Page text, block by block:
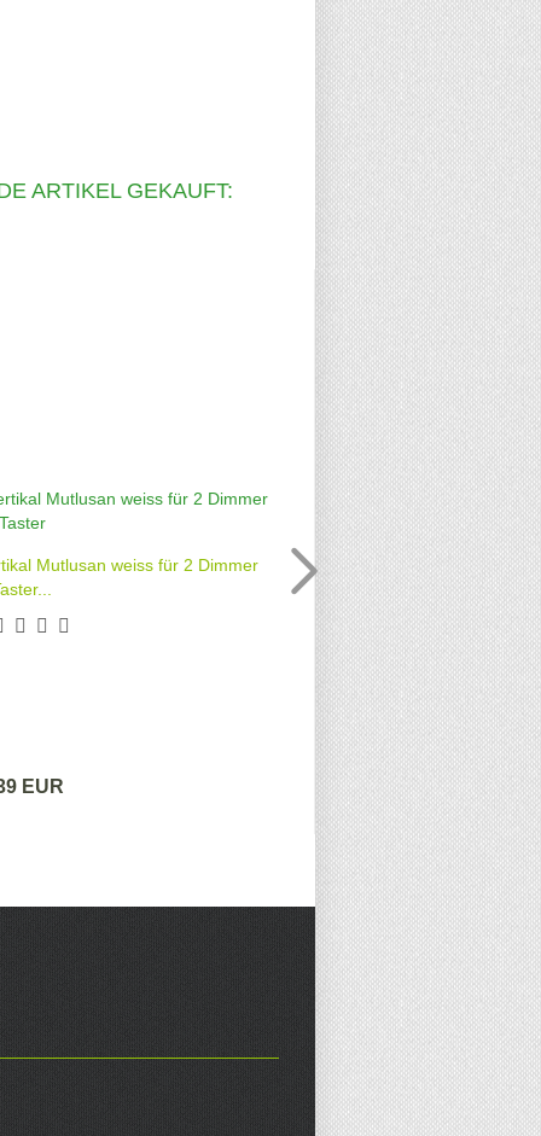
ARTIKEL GEKAUFT:
Mutlusan weiss für 2 Dimmer
EUR
Lampenfassung E27